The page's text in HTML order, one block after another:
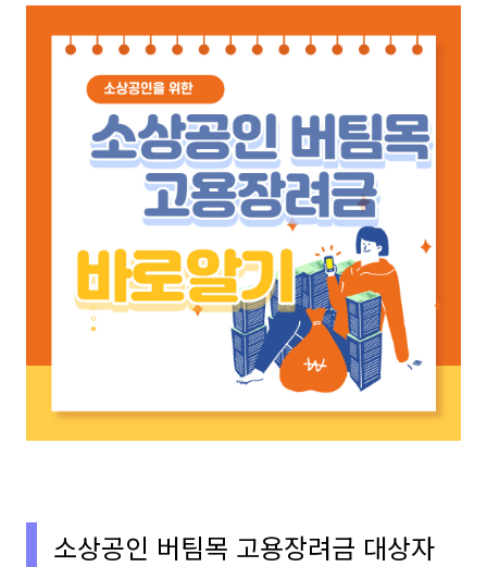
소상공인 버팀목 고용장려금 대상자